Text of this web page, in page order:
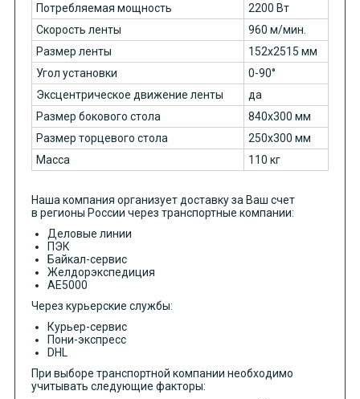
Потребляемая мощность
2200 Вт
Скорость ленты
960 м/мин.
Размер ленты
152x2515 мм
Угол установки
0-90°
Эксцентрическое движение ленты
да
Размер бокового стола
840x300 мм
Размер торцевого стола
250x300 мм
Масса
110 кг
Наша компания организует доставку за Ваш счет
в регионы России через транспортные компании:
Деловые линии
ПЭК
Байкал-сервис
Желдорэкспедиция
АЕ5000
Через курьерские службы:
Курьер-сервис
Пони-экспресс
DHL
При выборе транспортной компании необходимо
учитывать следующие факторы: